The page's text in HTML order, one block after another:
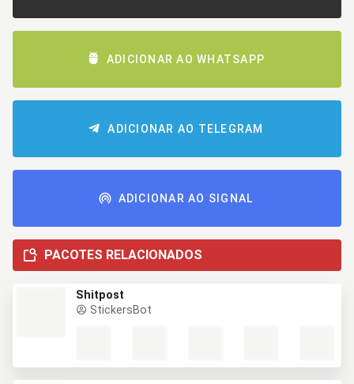
ADICIONAR AO WHATSAPP
ADICIONAR AO TELEGRAM
ADICIONAR AO SIGNAL
PACOTES RELACIONADOS
Shitpost
StickersBot